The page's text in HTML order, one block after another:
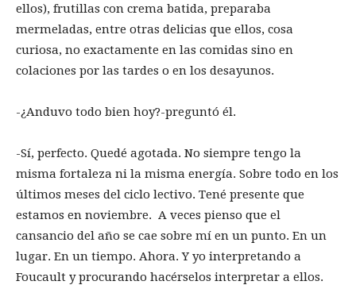
ellos), frutillas con crema batida, preparaba
mermeladas, entre otras delicias que ellos, cosa
curiosa, no exactamente en las comidas sino en
colaciones por las tardes o en los desayunos.
-¿Anduvo todo bien hoy?-preguntó él.
-Sí, perfecto. Quedé agotada. No siempre tengo la
misma fortaleza ni la misma energía. Sobre todo en los
últimos meses del ciclo lectivo. Tené presente que
estamos en noviembre. A veces pienso que el
cansancio del año se cae sobre mí en un punto. En un
lugar. En un tiempo. Ahora. Y yo interpretando a
Foucault y procurando hacérselos interpretar a ellos.